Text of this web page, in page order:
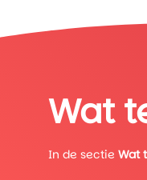
Wat
In de sectie Wat